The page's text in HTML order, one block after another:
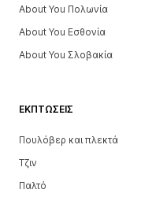
ΕΚΠΤΏΣΕΙΣ
Πουλόβερ και πλεκτά
Τζιν
Παλτό
About You Πολωνία
About You Εσθονία
About You Σλοβακία